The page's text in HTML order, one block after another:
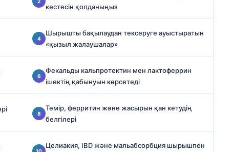
кестесін қолданыңыз
Шырышты бақылаудан тексеруге ауыстыратын
«қызыл жалаушалар»
Фекальды кальпротектин мен лактоферрин
ішектің қабынуын көрсетеді
Темір, ферритин және жасырын қан кетудің
белгілері
Целиакия, IBD және мальабсорбция шырышпен